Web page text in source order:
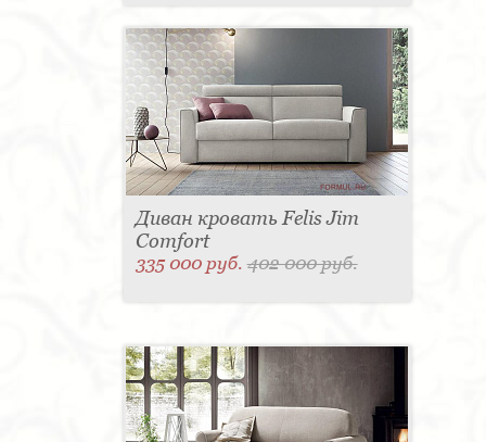
Диван кровать Felis Jim
Comfort
335 000 руб.402 000 руб.